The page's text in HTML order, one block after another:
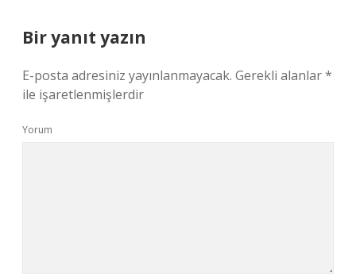
Bir yanıt yazın
E-posta adresiniz yayınlanmayacak. Gerekli alanlar*
ile işaretlenmişlerdir
Yorum